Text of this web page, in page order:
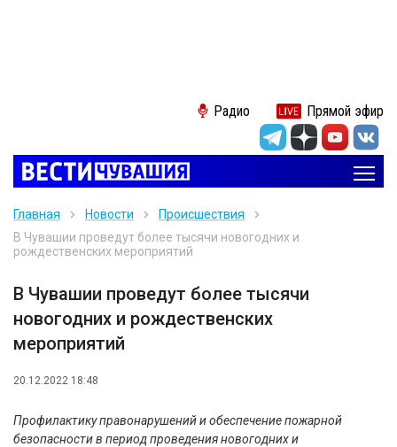
Радио Прямой эфир
Главная Новости
Происшествия
В Чувашии проведут более тысячи новогодних и
рождественских мероприятий
В Чувашии проведут более тысячи
новогодних и рождественских
мероприятий
20.12.2022 18:48
Профилактику правонарушений и обеспечение пожарной
безопасности в период проведения новогодних и